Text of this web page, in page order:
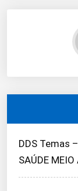
DDS Temas
SAÚDE